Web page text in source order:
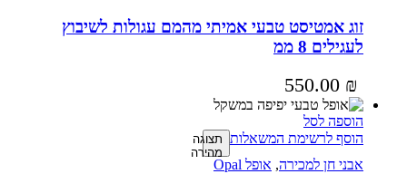
זוג אמטיסט טבעי אמיתי מהמם עגולות לשיבוץ
לעגילים 8 ממ
550.00 ₪
הוספה לסל
הוסף לרשימת המשאלות תצוגה
מהירה
אבני חן למכירה, אופל Opal